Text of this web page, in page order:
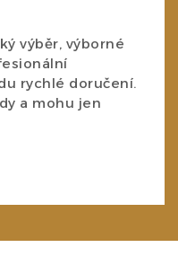
výběr, výborné
rychlé doručení.
a mohu jen